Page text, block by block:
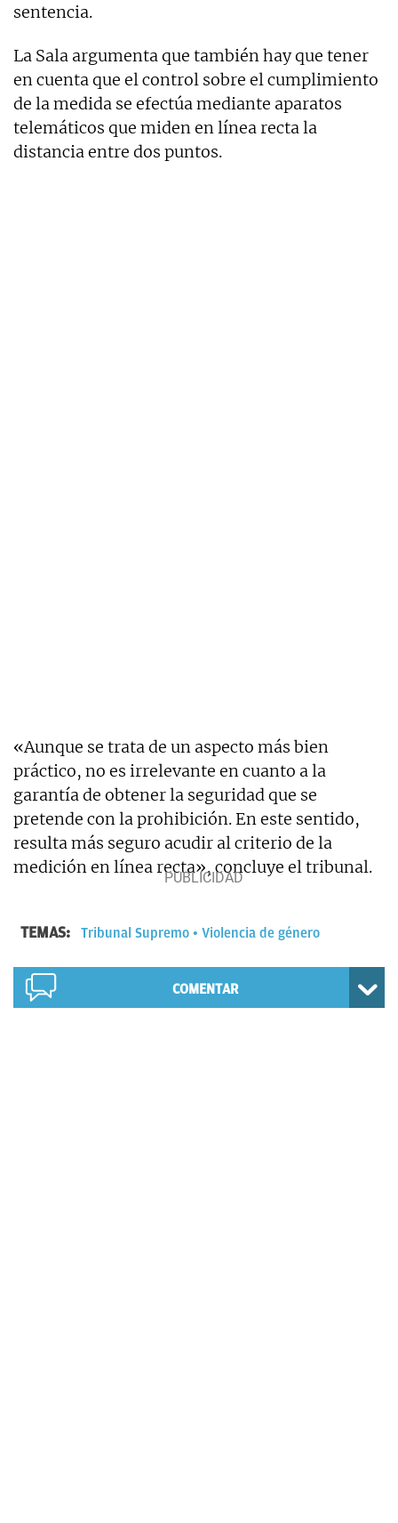
sentencia.
La Sala argumenta que también hay que tener
en cuenta que el control sobre el cumplimiento
de la medida se efectúa mediante aparatos
telemáticos que miden en línea recta la
distancia entre dos puntos.
«Aunque se trata de un aspecto más bien
práctico, no es irrelevante en cuanto a la
garantía de obtener la seguridad que se
pretende con la prohibición. En este sentido,
resulta más seguro acudir al criterio de la
medición en línea recta», concluye el tribunal.
TEMAS: Tribunal Supremo Violencia de género
COMENTAR